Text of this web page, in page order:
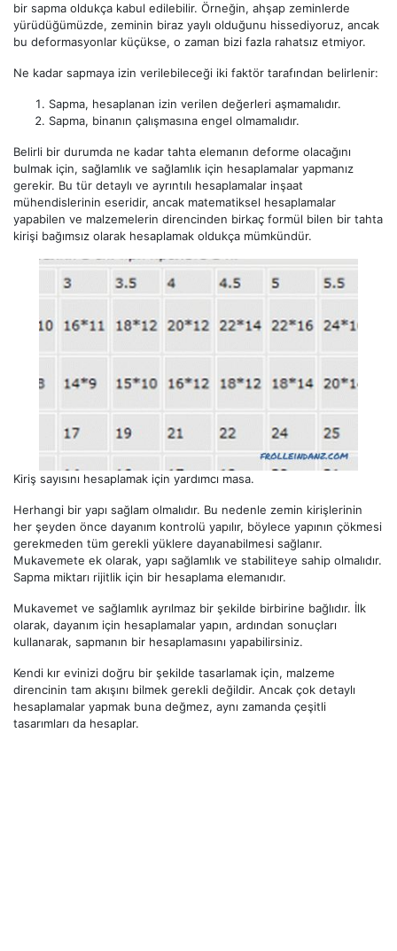
bir sapma oldukça kabul edilebilir. Örneğin, ahşap zeminlerde
yürüdüğümüzde, zeminin biraz yaylı olduğunu hissediyoruz, ancak
bu deformasyonlar küçükse, o zaman bizi fazla rahatsız etmiyor.
Ne kadar sapmaya izin verilebileceği iki faktör tarafından belirlenir:
Sapma, hesaplanan izin verilen değerleri aşmamalıdır.
Sapma, binanın çalışmasına engel olmamalıdır.
Belirli bir durumda ne kadar tahta elemanın deforme olacağını
bulmak için, sağlamlık ve sağlamlık için hesaplamalar yapmanız
gerekir. Bu tür detaylı ve ayrıntılı hesaplamalar inşaat
mühendislerinin eseridir, ancak matematiksel hesaplamalar
yapabilen ve malzemelerin direncinden birkaç formül bilen bir tahta
kirişi bağımsız olarak hesaplamak oldukça mümkündür.
Kiriş sayısını hesaplamak için yardımcı masa.
Herhangi bir yapı sağlam olmalıdır. Bu nedenle zemin kirişlerinin
her şeyden önce dayanım kontrolü yapılır, böylece yapının çökmesi
gerekmeden tüm gerekli yüklere dayanabilmesi sağlanır.
Mukavemete ek olarak, yapı sağlamlık ve stabiliteye sahip olmalıdır.
Sapma miktarı rijitlik için bir hesaplama elemanıdır.
Mukavemet ve sağlamlık ayrılmaz bir şekilde birbirine bağlıdır. İlk
olarak, dayanım için hesaplamalar yapın, ardından sonuçları
kullanarak, sapmanın bir hesaplamasını yapabilirsiniz.
Kendi kır evinizi doğru bir şekilde tasarlamak için, malzeme
direncinin tam akışını bilmek gerekli değildir. Ancak çok detaylı
hesaplamalar yapmak buna değmez, aynı zamanda çeşitli
tasarımları da hesaplar.